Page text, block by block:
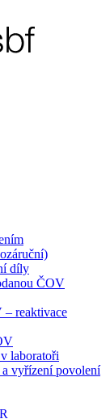
díly
ČOV
reaktivace
laboratoři
a vyřízení povolení